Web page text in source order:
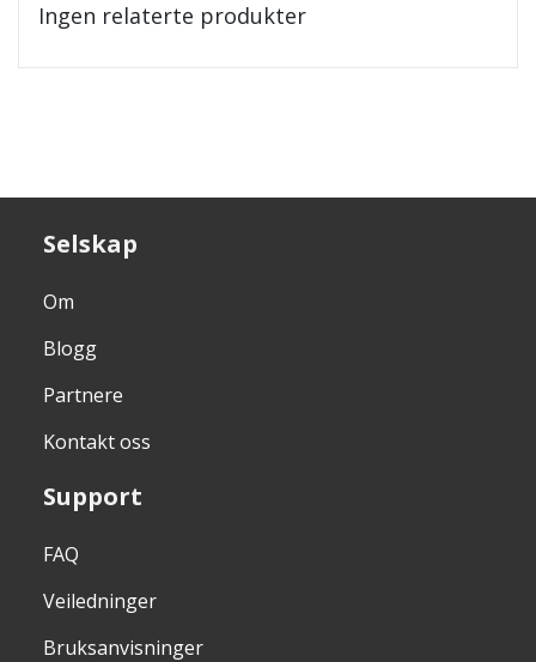
Ingen relaterte produkter
Selskap
Om
Blogg
Partnere
Kontakt oss
Support
FAQ
Veiledninger
Bruksanvisninger